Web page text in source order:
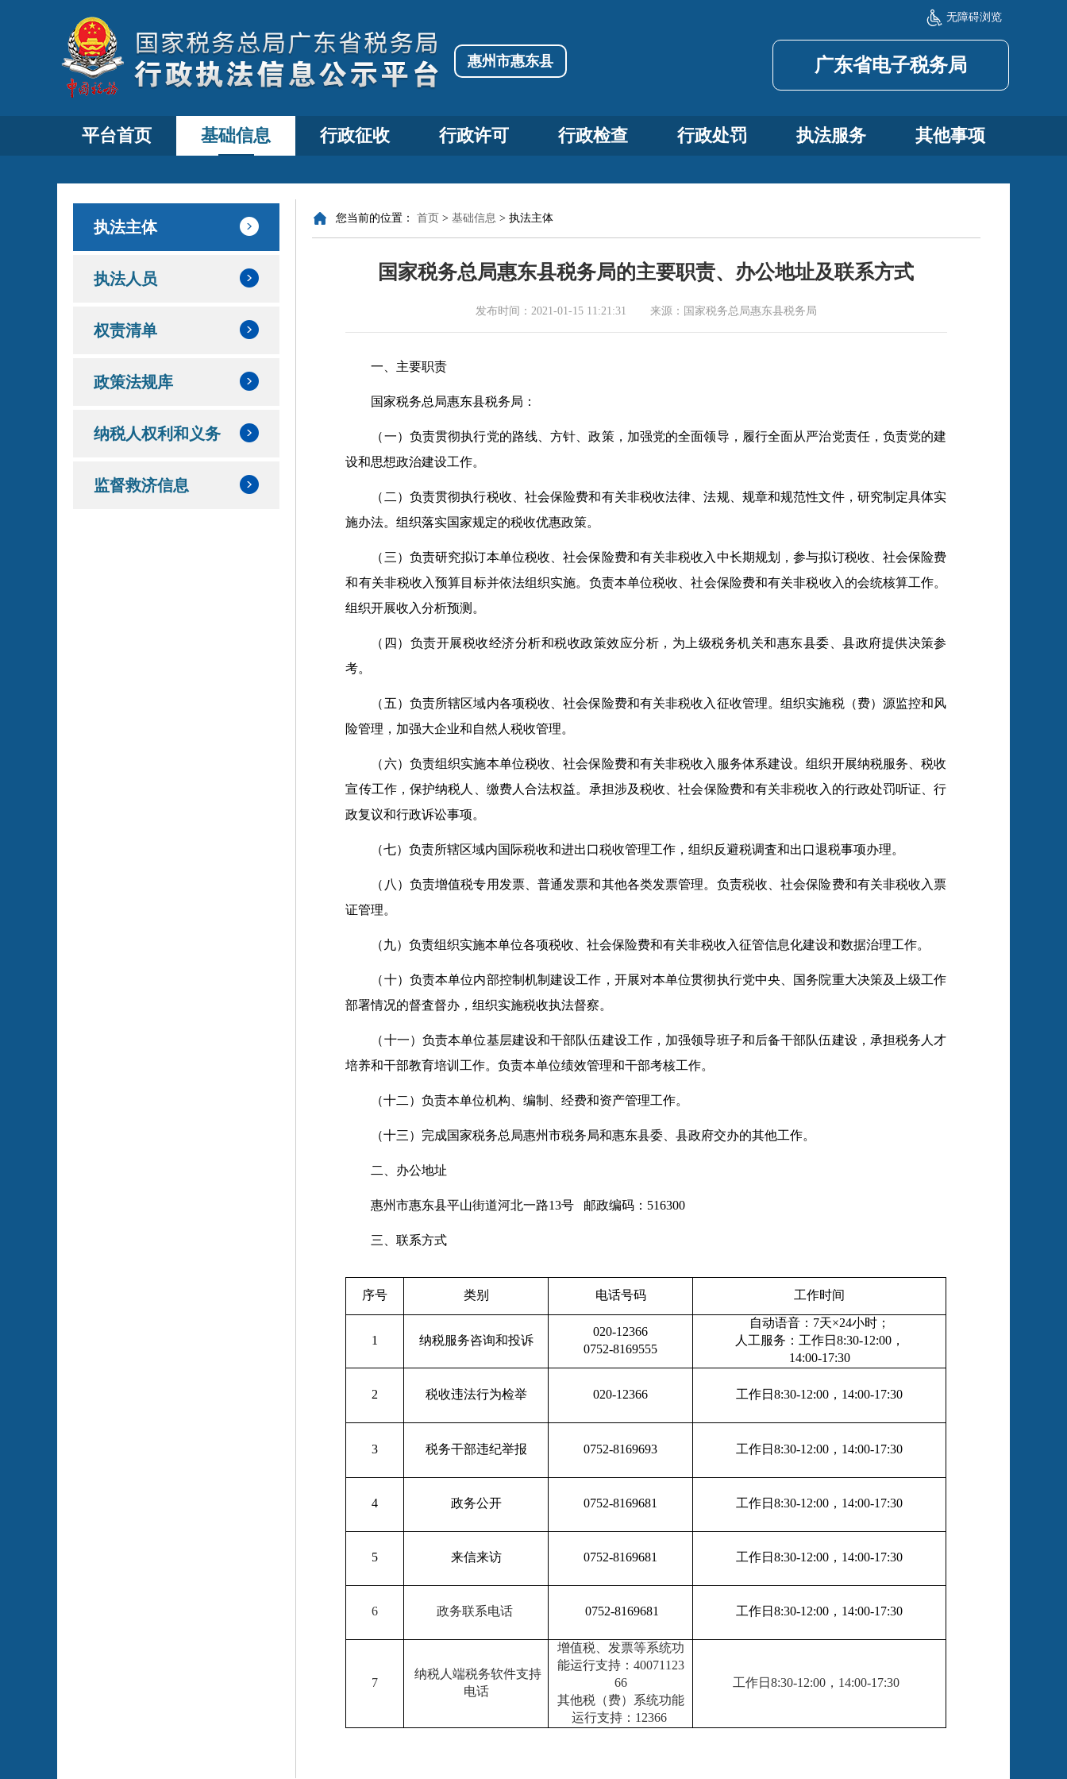
惠州市惠东县 广东省电子税务局
无障碍浏览
平台首页 基础信息 行政征收 行政许可 行政检查 行政处罚 执法服务 其他事项
执法主体
执法人员
权责清单
政策法规库
纳税人权利和义务
监督救济信息
您当前的位置： 首页 > 基础信息 > 执法主体
国家税务总局惠东县税务局的主要职责、办公地址及联系方式
发布时间： 2021-01-15 11:21:31 来源： 国家税务总局惠东县税务局
一、主要职责
国家税务总局惠东县税务局：
（一）负责贯彻执行党的路线、方针、政策，加强党的全面领导，履行全面从严治党责任，负责党的建
设和思想政治建设工作。
（二）负责贯彻执行税收、社会保险费和有关非税收法律、法规、规章和规范性文件，研究制定具体实
施办法。组织落实国家规定的税收优惠政策。
（三）负责研究拟订本单位税收、社会保险费和有关非税收入中长期规划，参与拟订税收、社会保险费
和有关非税收入预算目标并依法组织实施。负责本单位税收、社会保险费和有关非税收入的会统核算工作。
组织开展收入分析预测。
（四）负责开展税收经济分析和税收政策效应分析，为上级税务机关和惠东县委、县政府提供决策参
考。
（五）负责所辖区域内各项税收、社会保险费和有关非税收入征收管理。组织实施税（费）源监控和风
险管理，加强大企业和自然人税收管理。
（六）负责组织实施本单位税收、社会保险费和有关非税收入服务体系建设。组织开展纳税服务、税收
宣传工作，保护纳税人、缴费人合法权益。承担涉及税收、社会保险费和有关非税收入的行政处罚听证、行
政复议和行政诉讼事项。
（七）负责所辖区域内国际税收和进出口税收管理工作，组织反避税调査和出口退税事项办理。
（八）负责增值税专用发票、普通发票和其他各类发票管理。负责税收、社会保险费和有关非税收入票
证管理。
（九）负责组织实施本单位各项税收、社会保险费和有关非税收入征管信息化建设和数据治理工作。
（十）负责本单位内部控制机制建设工作，开展对本单位贯彻执行党中央、国务院重大决策及上级工作
部署情况的督査督办，组织实施税收执法督察。
（十一）负责本单位基层建设和干部队伍建设工作，加强领导班子和后备干部队伍建设，承担税务人才
培养和干部教育培训工作。负责本单位绩效管理和干部考核工作。
（十二）负责本单位机构、编制、经费和资产管理工作。
（十三）完成国家税务总局惠州市税务局和惠东县委、县政府交办的其他工作。
二、办公地址
惠州市惠东县平山街道河北一路13号 邮政编码： 516300
三、联系方式
序号 类别 电话号码 工作时间
1 纳税服务咨询和投诉
020-12366
0752-8169555
自动语音： 7天×24小时；
人工服务：工作日 8:30-12:00，
14:00-17:30
2 税收违法行为检举 020-12366 工作日8:30-12:00 ， 14:00-17:30
3 税务干部违纪举报 0752-8169693 工作日8:30-12:00 ， 14:00-17:30
4 政务公开 0752-8169681 工作日8:30-12:00 ， 14:00-17:30
5 来信来访 0752-8169681 工作日8:30-12:00 ， 14:00-17:30
6 政务联系电话 0752-8169681 工作日8:30-12:00 ， 14:00-17:30
7
纳税人端税务软件支持
电话
增值税、发票等系统功
能运行支持： 40071123
66
其他税（费）系统功能
运行支持： 12366
工作日8:30-12:00 ， 14:00-17:30